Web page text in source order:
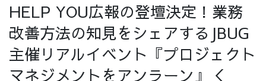
採用情報
HELP YOU広報の登壇決定！業務
改善方法の知見をシェアするJBUG
主催リアルイベント『プロジェクト
マネジメントをアンラーン』＜